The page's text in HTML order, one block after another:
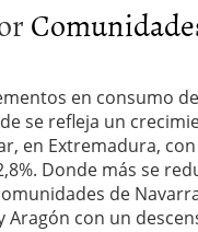
en consumo
se refleja un
en Extremadura,
Donde más se
de
Aragón con un